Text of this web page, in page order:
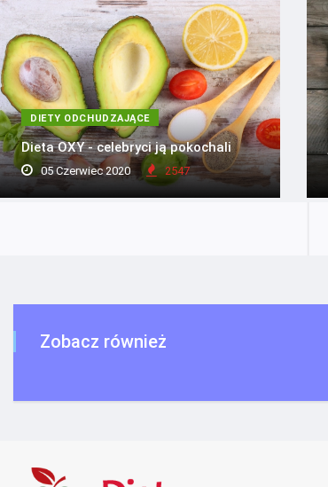
DIETY ODCHUDZAJĄCE
Dieta OXY - celebryci ją pokochali
05 Czerwiec 2020 2547
Zobacz również